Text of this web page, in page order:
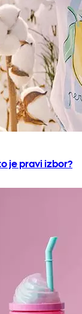
je pravi izbor?